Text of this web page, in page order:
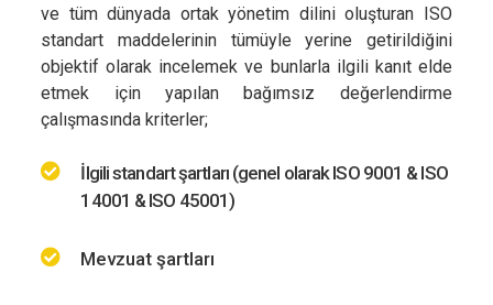
ve tüm dünyada ortak yönetim dilini oluşturan ISO
standart maddelerinin tümüyle yerine getirildiğini
objektif olarak incelemek ve bunlarla ilgili kanıt elde
etmek için yapılan bağımsız değerlendirme
çalışmasında kriterler;
İlgili standart şartları (genel olarak ISO 9001 & ISO
14001 & ISO 45001)
Mevzuat şartları